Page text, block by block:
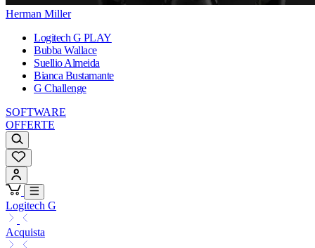
Herman Miller
Logitech G PLAY
Bubba Wallace
Suellio Almeida
Bianca Bustamante
G Challenge
SOFTWARE
OFFERTE
Logitech G
Acquista